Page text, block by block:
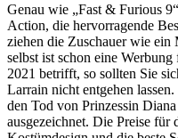
Genau wie „Fast & Furious
Action, die hervorragende
ziehen die Zuschauer wie
selbst ist schon eine
2021 betrifft, so sollten Sie
Larrain nicht entgehen
den Tod von Prinzessin
ausgezeichnet. Die Preise für